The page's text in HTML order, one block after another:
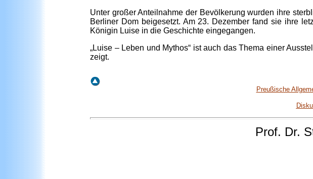
Unter großer Anteilnahme der Bevölkerung wurden ihre
Berliner Dom beigesetzt. Am 23. Dezember fand sie ihre
Königin Luise in die Geschichte eingegangen.
„Luise – Leben und Mythos“ ist auch das Thema einer
zeigt.
Preußische
Prof. Dr.